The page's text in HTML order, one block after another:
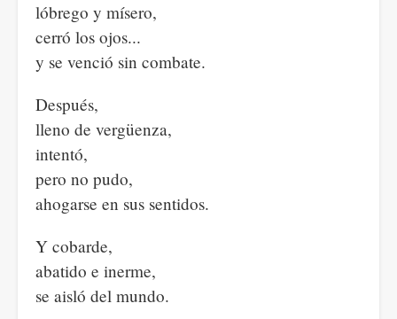
lóbrego y mísero,
cerró los ojos...
y se venció sin combate.
Después,
lleno de vergüenza,
intentó,
pero no pudo,
ahogarse en sus sentidos.
Y cobarde,
abatido e inerme,
se aisló del mundo.